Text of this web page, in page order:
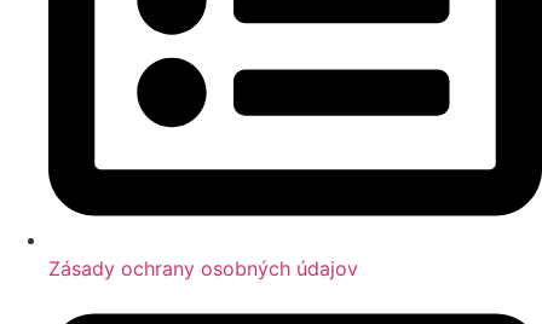
Zásady ochrany osobných údajov